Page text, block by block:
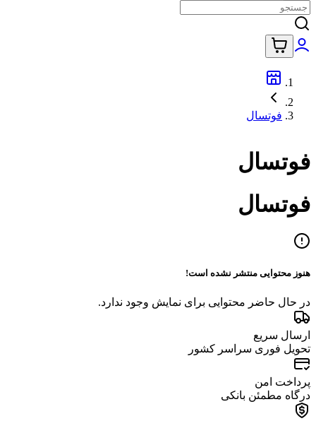
فوتسال
فوتسال
فوتسال
هنوز محتوایی منتشر نشده است!
در حال حاضر محتوایی برای نمایش وجود ندارد.
ارسال سریع
تحویل فوری سراسر کشور
پرداخت امن
درگاه مطمئن بانکی